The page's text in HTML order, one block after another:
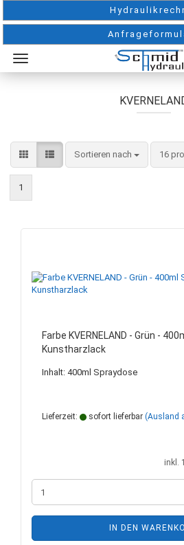
Sortieren nach
Sortieren nach 16
pro
1
Farbe KVERNELAND - Grün -
Kunstharzlack
Inhalt: 400ml Spraydose
Lieferzeit: sofort lieferbar (Ausland
inkl.
IN DEN